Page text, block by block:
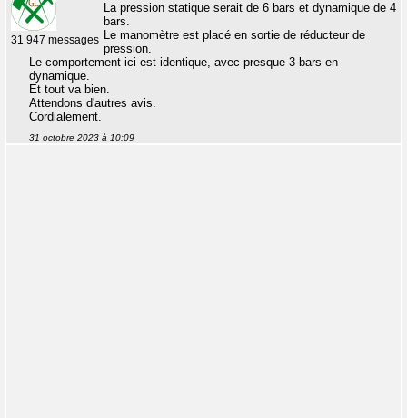
31 947 messages
La pression statique serait de 6 bars et dynamique de 4
bars.
Le manomètre est placé en sortie de réducteur de
pression.
Le comportement ici est identique, avec presque 3 bars en
dynamique.
Et tout va bien.
Attendons d'autres avis.
Cordialement.
31 octobre 2023 à 10:09